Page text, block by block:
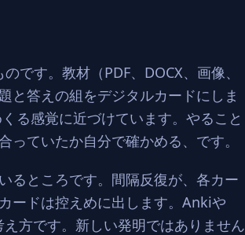
です。教材（PDF、DOCX、画像、
と答えの組をデジタルカードにしま
る感覚に近づけています。やること
ていたか自分で確かめる、です。
るところです。間隔反復が、各カー
ードは控えめに出します。Ankiや
方です。新しい発明ではありません